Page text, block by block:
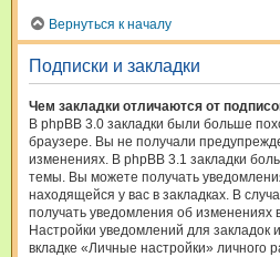
Вернуться к началу
Подписки и закладки
Чем закладки отличаются от
В phpBB 3.0 закладки были больше
браузере. Вы не получали
изменениях. В phpBB 3.1 закладки
темы. Вы можете получать
находящейся у вас в закладках. В
получать уведомления об изменениях
Настройки уведомлений для закладок
вкладке «Личные настройки» личного